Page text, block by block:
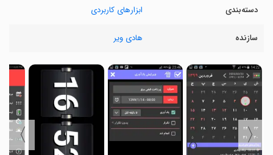
دسته‌بندی ابزارهای کاربردی
سازنده هادی ویر
〈
〉